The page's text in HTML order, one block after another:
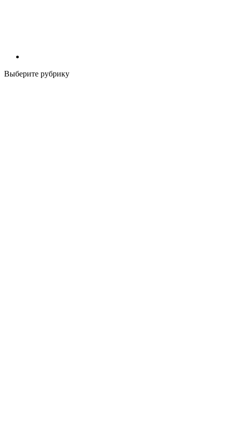
Выберите рубрику